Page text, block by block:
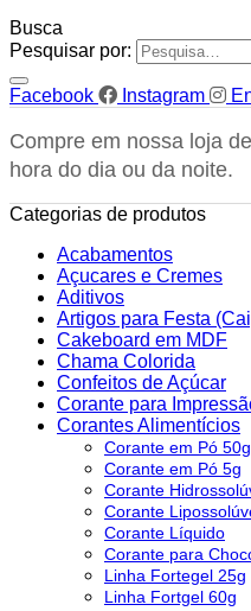
Busca
Pesquisar por:
Facebook Instagram
Compre em nossa loja
hora do dia ou da noite.
Categorias de produtos
Acabamentos
Açucares e Cremes
Aditivos
Artigos para Festa
Cakeboard em MDF
Chama Colorida
Confeitos de Açúcar
Corante para
Corantes Alimentícios
Corante em Pó 50g
Corante em Pó 5g
Corante
Corante
Corante Líquido
Corante para
Linha Fortegel 25g
Linha Fortgel 60g